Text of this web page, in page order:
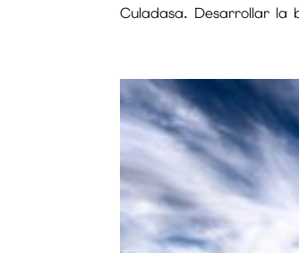
Culadasa. Desarrollar